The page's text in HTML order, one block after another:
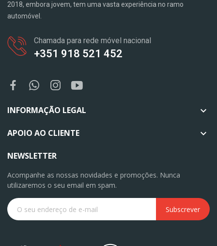
2018, embora jovem, tem uma vasta experiência no ramo
automóvel.
Chamada para rede móvel nacional
+351 918 521 452
INFORMAÇÃO LEGAL 
APOIO AO CLIENTE 
NEWSLETTER
Acompanhe as nossas novidades e promoções. Nunca
utilizaremos o seu email em spam.
Subscrever